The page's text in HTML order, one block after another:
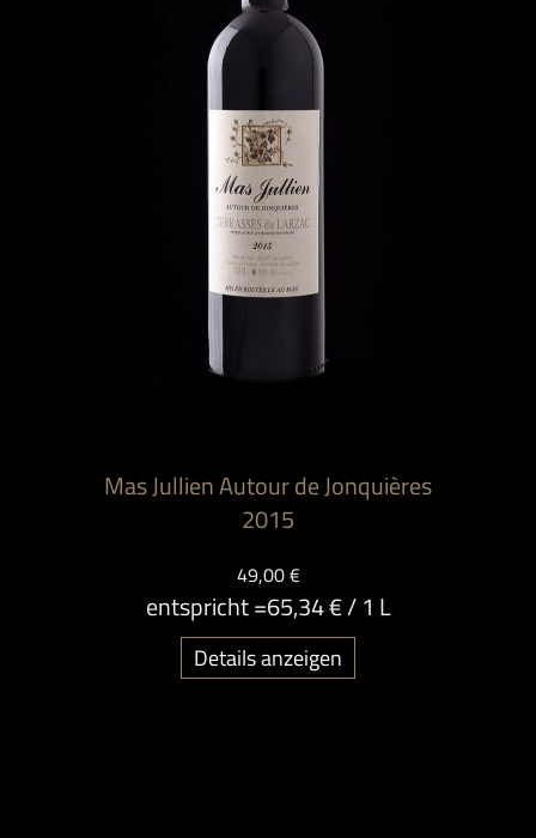
Mas Jullien Autour de Jonquières
2015
49,00 €
entspricht =65,34 €/ 1 L
Details anzeigen